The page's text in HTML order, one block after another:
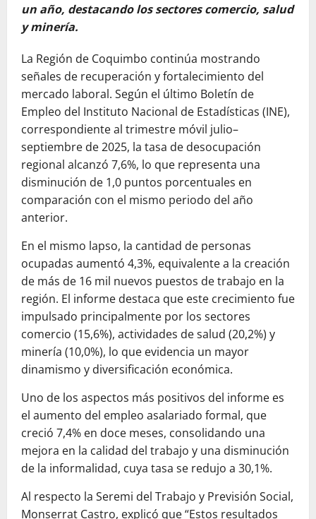
un año, destacando los sectores comercio, salud
y minería.
La Región de Coquimbo continúa mostrando
señales de recuperación y fortalecimiento del
mercado laboral. Según el último Boletín de
Empleo del Instituto Nacional de Estadísticas (INE),
correspondiente al trimestre móvil julio–
septiembre de 2025, la tasa de desocupación
regional alcanzó 7,6%, lo que representa una
disminución de 1,0 puntos porcentuales en
comparación con el mismo periodo del año
anterior.
En el mismo lapso, la cantidad de personas
ocupadas aumentó 4,3%, equivalente a la creación
de más de 16 mil nuevos puestos de trabajo en la
región. El informe destaca que este crecimiento fue
impulsado principalmente por los sectores
comercio (15,6%), actividades de salud (20,2%) y
minería (10,0%), lo que evidencia un mayor
dinamismo y diversificación económica.
Uno de los aspectos más positivos del informe es
el aumento del empleo asalariado formal, que
creció 7,4% en doce meses, consolidando una
mejora en la calidad del trabajo y una disminución
de la informalidad, cuya tasa se redujo a 30,1%.
Al respecto la Seremi del Trabajo y Previsión Social,
Monserrat Castro, explicó que “Estos resultados